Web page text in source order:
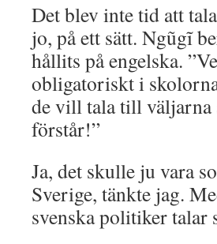
Det blev inte tid att
jo, på ett sätt. Ngũgĩ
hållits på engelska.
obligatoriskt i
de vill tala till väljarna
förstår!”
Ja, det skulle ju vara
Sverige, tänkte jag.
svenska politiker talar